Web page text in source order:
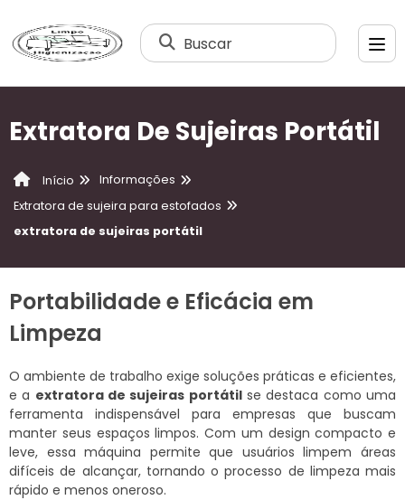
Buscar
Extratora De Sujeiras Portátil
Início
Informações
Extratora de sujeira para estofados
extratora de sujeiras portátil
Portabilidade e Eficácia em
Limpeza
O ambiente de trabalho exige soluções práticas e eficientes,
e a extratora de sujeiras portátilse destaca como uma
ferramenta indispensável para empresas que buscam
manter seus espaços limpos. Com um design compacto e
leve, essa máquina permite que usuários limpem áreas
difíceis de alcançar, tornando o processo de limpeza mais
rápido e menos oneroso.